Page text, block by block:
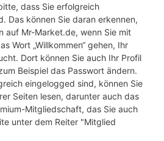
dass Sie erfolgreich
Das können Sie daran erkennen,
auf Mr-Market.de, wenn Sie mit
Wort „Willkommen“ gehen, Ihr
Dort können Sie auch Ihr Profil
Beispiel das Passwort ändern.
eingelogged sind, können Sie
Seiten lesen, darunter auch das
Mitgliedschaft, das Sie auch
unter dem Reiter "Mitglied